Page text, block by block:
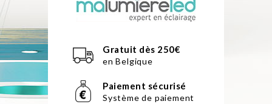
Gratuit dès 250€
en Belgique
Paiement sécurisé
Système de paiement